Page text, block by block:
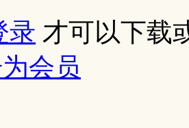
录 才可以下载
会员